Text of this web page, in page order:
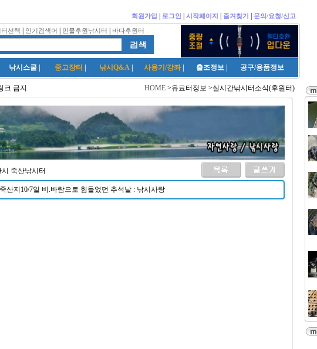
회원가입 로그인 시작페이지 즐겨찾기 문의/요청/신고
터선택 인기검색어 민물후원낚시터 바다후원터
낚시스쿨 중고장터 낚시Q&A 사용기/강좌 출조정보 공구/용품정보
크 금지. HOME>유료터정보 >실시간낚시터소식(후원터)
죽산낚시터
산지10/7일 비.바람으로 힘들었던 추석날 : 낚시사랑